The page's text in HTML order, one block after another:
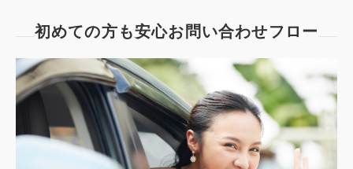
初めての方も安心お問い合わせフロー